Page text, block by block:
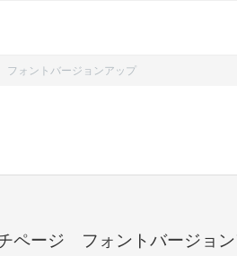
ォントバージョンアップ
ページ フォントバージョ